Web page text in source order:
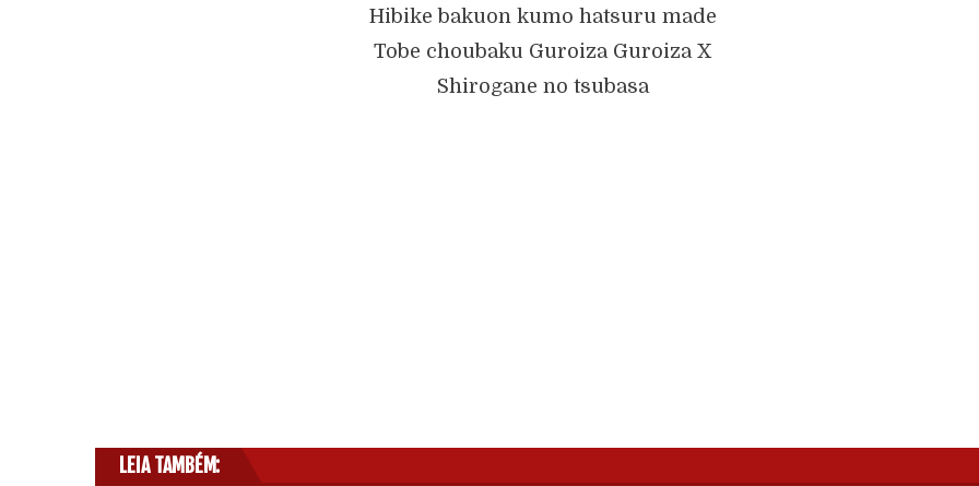
Hibike bakuon kumo hatsuru made
Tobe choubaku Guroiza Guroiza X
Shirogane no tsubasa
LEIA TAMBÉM: